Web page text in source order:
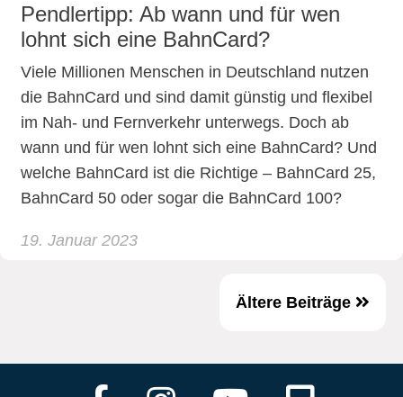
Pendlertipp: Ab wann und für wen
lohnt sich eine BahnCard?
Viele Millionen Menschen in Deutschland nutzen
die BahnCard und sind damit günstig und flexibel
im Nah- und Fernverkehr unterwegs. Doch ab
wann und für wen lohnt sich eine BahnCard? Und
welche BahnCard ist die Richtige – BahnCard 25,
BahnCard 50 oder sogar die BahnCard 100?
19. Januar 2023
Ältere Beiträge